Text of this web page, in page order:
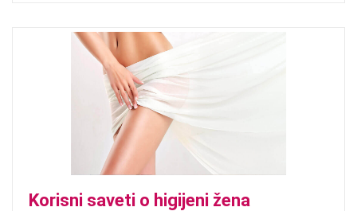
Korisni saveti o higijeni žena